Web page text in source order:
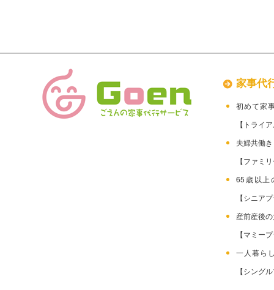
家事代
初めて家
【トライ
夫婦共働
【ファミ
65歳以
【シニア
産前産
【マミー
一人暮
【シング